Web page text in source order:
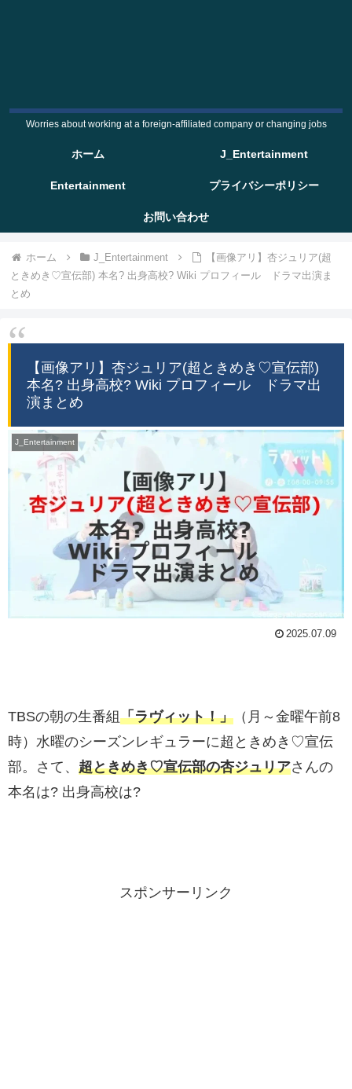
Worries about working at a foreign-affiliated company or changing jobs
ホーム J_Entertainment
Entertainment プライバシーポリシー
お問い合わせ
ホーム J_Entertainment
【画像アリ】杏ジュリア(超
ときめき♡宣伝部) 本名? 出身高校? Wiki プロフィール ドラマ出演ま
とめ
【画像アリ】杏ジュリア(超ときめき♡宣伝部)
本名? 出身高校? Wiki プロフィール ドラマ出
演まとめ
J_Entertainment
2025.07.09
TBSの朝の生番組「ラヴィット！」 （月～金曜午前8
時）水曜のシーズンレギュラーに超ときめき♡宣伝
部。さて、 超ときめき♡宣伝部の杏ジュリアさんの
本名は? 出身高校は?
スポンサーリンク